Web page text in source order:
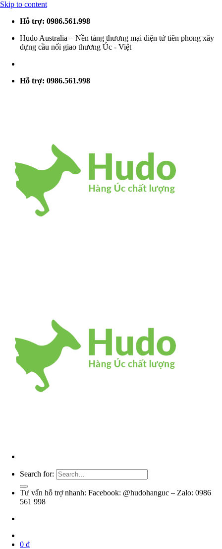
Skip to content
Hỗ trợ: 0986.561.998
Hudo Australia – Nền tảng thương mại điện tử tiên phong xây
dựng cầu nối giao thương Úc - Việt
Hỗ trợ: 0986.561.998
Search for:
Tư vấn hỗ trợ nhanh: Facebook: @hudohanguc – Zalo: 0986
561 998
0 ₫